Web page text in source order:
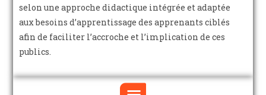
selon une approche didactique intégrée et adaptée
aux besoins d’apprentissage des apprenants ciblés
afin de faciliter l’accroche et l’implication de ces
publics.